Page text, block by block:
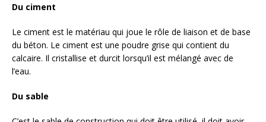
Du ciment
Le ciment est le matériau qui joue le rôle de liaison et de base
du béton. Le ciment est une poudre grise qui contient du
calcaire. Il cristallise et durcit lorsqu’il est mélangé avec de
l’eau.
Du sable